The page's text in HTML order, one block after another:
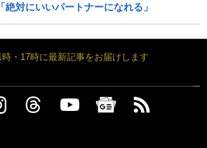
絶対にいいパートナーになれる」
・17時に最新記事をお届けします